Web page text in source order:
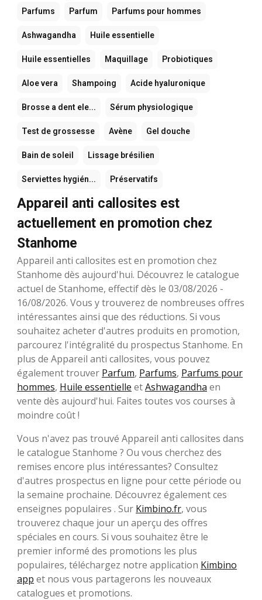
Parfums Parfum Parfums pour hommes
Ashwagandha Huile essentielle
Huile essentielles Maquillage Probiotiques
Aloe vera Shampoing Acide hyaluronique
Brosse a dent ele... Sérum physiologique
Test de grossesse Avène Gel douche
Bain de soleil Lissage brésilien
Serviettes hygién... Préservatifs
Appareil anti callosites est
actuellement en promotion chez
Stanhome
Appareil anti callosites est en promotion chez
Stanhome dès aujourd'hui. Découvrez le catalogue
actuel de Stanhome, effectif dès le 03/08/2026 -
16/08/2026. Vous y trouverez de nombreuses offres
intéressantes ainsi que des réductions. Si vous
souhaitez acheter d'autres produits en promotion,
parcourez l'intégralité du prospectus Stanhome. En
plus de Appareil anti callosites, vous pouvez
également trouver Parfum, Parfums, Parfums pour
hommes, Huile essentielle etAshwagandha en
vente dès aujourd'hui. Faites toutes vos courses à
moindre coût !
Vous n'avez pas trouvé Appareil anti callosites dans
le catalogue Stanhome ? Ou vous cherchez des
remises encore plus intéressantes? Consultez
d'autres prospectus en ligne pour cette période ou
la semaine prochaine. Découvrez également ces
enseignes populaires . Sur Kimbino.fr, vous
trouverez chaque jour un aperçu des offres
spéciales en cours. Si vous souhaitez être le
premier informé des promotions les plus
populaires, téléchargez notre application Kimbino
app et nous vous partagerons les nouveaux
catalogues et promotions.